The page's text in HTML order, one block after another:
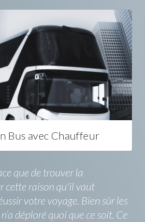
Bus avec Chauffeur
que de trouver la
cette raison qu'il vaut
votre voyage. Bien sûr les
déploré quoi que ce soit. Ce